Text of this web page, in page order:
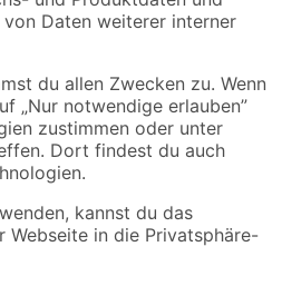
Haken 'Blandas' bietet mit 2
Duschtücher, Waschlappen,
für den Einsatz in Bad,
Edelstahl in schwerer,
Oberfläche absolut im
Bohren befestigen, zur Anbringung
wird auf den Untergrund geklebt.